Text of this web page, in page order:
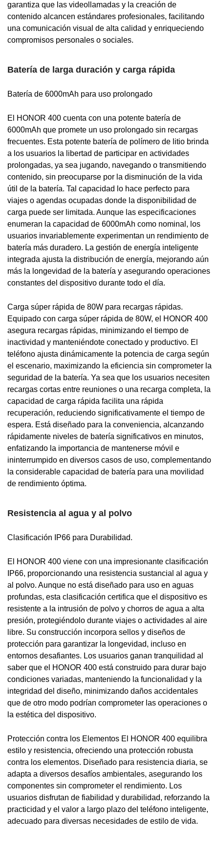
garantiza que las videollamadas y la creación de
contenido alcancen estándares profesionales, facilitando
una comunicación visual de alta calidad y enriqueciendo
compromisos personales o sociales.
Batería de larga duración y carga rápida
Batería de 6000mAh para uso prolongado
El HONOR 400 cuenta con una potente batería de
6000mAh que promete un uso prolongado sin recargas
frecuentes. Esta potente batería de polímero de litio brinda
a los usuarios la libertad de participar en actividades
prolongadas, ya sea jugando, navegando o transmitiendo
contenido, sin preocuparse por la disminución de la vida
útil de la batería. Tal capacidad lo hace perfecto para
viajes o agendas ocupadas donde la disponibilidad de
carga puede ser limitada. Aunque las especificaciones
enumeran la capacidad de 6000mAh como nominal, los
usuarios invariablemente experimentan un rendimiento de
batería más duradero. La gestión de energía inteligente
integrada ajusta la distribución de energía, mejorando aún
más la longevidad de la batería y asegurando operaciones
constantes del dispositivo durante todo el día.
Carga súper rápida de 80W para recargas rápidas.
Equipado con carga súper rápida de 80W, el HONOR 400
asegura recargas rápidas, minimizando el tiempo de
inactividad y manteniéndote conectado y productivo. El
teléfono ajusta dinámicamente la potencia de carga según
el escenario, maximizando la eficiencia sin comprometer la
seguridad de la batería. Ya sea que los usuarios necesiten
recargas cortas entre reuniones o una recarga completa, la
capacidad de carga rápida facilita una rápida
recuperación, reduciendo significativamente el tiempo de
espera. Está diseñado para la conveniencia, alcanzando
rápidamente niveles de batería significativos en minutos,
enfatizando la importancia de mantenerse móvil e
ininterrumpido en diversos casos de uso, complementando
la considerable capacidad de batería para una movilidad
de rendimiento óptima.
Resistencia al agua y al polvo
Clasificación IP66 para Durabilidad.
El HONOR 400 viene con una impresionante clasificación
IP66, proporcionando una resistencia sustancial al agua y
al polvo. Aunque no está diseñado para uso en aguas
profundas, esta clasificación certifica que el dispositivo es
resistente a la intrusión de polvo y chorros de agua a alta
presión, protegiéndolo durante viajes o actividades al aire
libre. Su construcción incorpora sellos y diseños de
protección para garantizar la longevidad, incluso en
entornos desafiantes. Los usuarios ganan tranquilidad al
saber que el HONOR 400 está construido para durar bajo
condiciones variadas, manteniendo la funcionalidad y la
integridad del diseño, minimizando daños accidentales
que de otro modo podrían comprometer las operaciones o
la estética del dispositivo.
Protección contra los Elementos El HONOR 400 equilibra
estilo y resistencia, ofreciendo una protección robusta
contra los elementos. Diseñado para resistencia diaria, se
adapta a diversos desafíos ambientales, asegurando los
componentes sin comprometer el rendimiento. Los
usuarios disfrutan de fiabilidad y durabilidad, reforzando la
practicidad y el valor a largo plazo del teléfono inteligente,
adecuado para diversas necesidades de estilo de vida.